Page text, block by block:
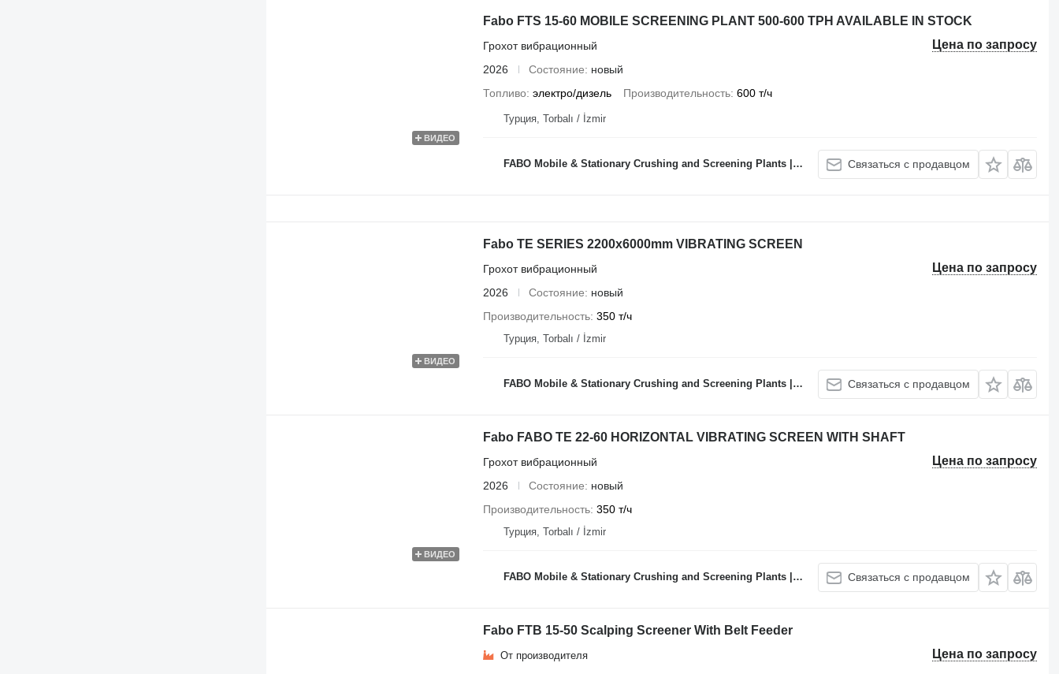
ВИДЕО
Fabo FTS 15-60 MOBILE SCREENING PLANT 500-600 TPH AVAILABLE IN STOCK
Цена по запросу
Грохот вибрационный
2026
Состояние
новый
Топливо электро/дизель Производительность 600 т/ч
Турция, Torbalı / İzmir
FABO Mobile & Stationary Crushing and Screening Plants | Concrete Batching Plants Manufacturer Связаться с продавцом
ВИДЕО
Fabo TE SERIES 2200x6000mm VIBRATING SCREEN
Цена по запросу
Грохот вибрационный
2026
Состояние
новый
Производительность 350 т/ч
Турция, Torbalı / İzmir
FABO Mobile & Stationary Crushing and Screening Plants | Concrete Batching Plants Manufacturer Связаться с продавцом
ВИДЕО
Fabo FABO TE 22-60 HORIZONTAL VIBRATING SCREEN WITH SHAFT
Цена по запросу
Грохот вибрационный
2026
Состояние
новый
Производительность 350 т/ч
Турция, Torbalı / İzmir
FABO Mobile & Stationary Crushing and Screening Plants | Concrete Batching Plants Manufacturer Связаться с продавцом
Fabo FTB 15-50 Scalping Screener With Belt Feeder
Цена по запросу
От производителя